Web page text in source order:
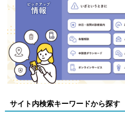
サイト内検索キーワードから探す